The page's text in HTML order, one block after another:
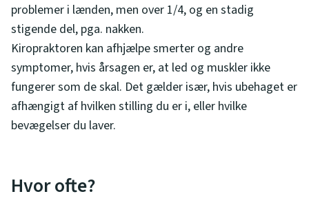
problemer i lænden, men over 1/4, og en stadig
stigende del, pga. nakken.
Kiropraktoren kan afhjælpe smerter og andre
symptomer, hvis årsagen er, at led og muskler ikke
fungerer som de skal. Det gælder især, hvis ubehaget er
afhængigt af hvilken stilling du er i, eller hvilke
bevægelser du laver.
Hvor ofte?